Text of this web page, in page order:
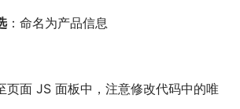
：命名为产品信息
页面 JS 面板中，注意修改代码中的唯